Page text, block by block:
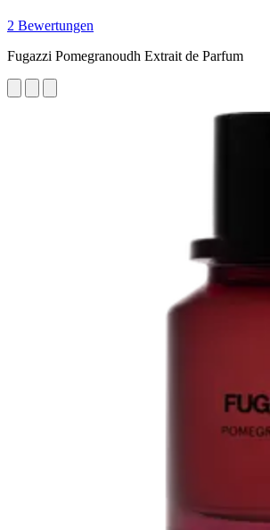
2 Bewertungen
Fugazzi Pomegranoudh Extrait de Parfum